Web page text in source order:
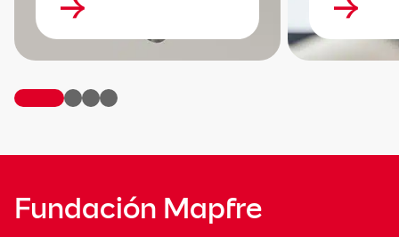
Fundación Mapfre